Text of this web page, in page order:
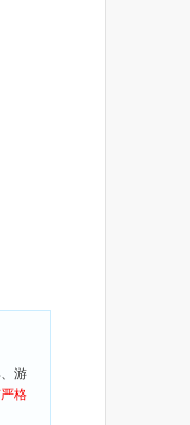
游
格